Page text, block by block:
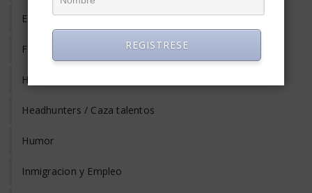
Eventos y Conferencias de Empleo y RRHH
Formación y Adiestramiento
Habilidades Gerenciales
Headhunters / Caza talentos
Humor
Inmigracion y Empleo
REGISTRESE